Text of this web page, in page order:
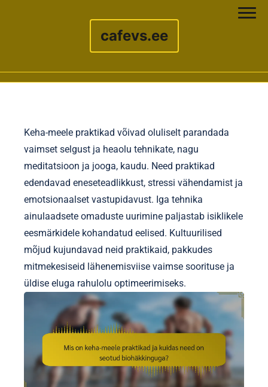
cafevs.ee
Keha-meele praktikad võivad oluliselt parandada
vaimset selgust ja heaolu tehnikate, nagu
meditatsioon ja jooga, kaudu. Need praktikad
edendavad eneseteadlikkust, stressi vähendamist ja
emotsionaalset vastupidavust. Iga tehnika
ainulaadsete omaduste uurimine paljastab isiklikele
eesmärkidele kohandatud eelised. Kultuurilised
mõjud kujundavad neid praktikaid, pakkudes
mitmekesiseid lähenemisviise vaimse soorituse ja
üldise eluga rahulolu optimeerimiseks.